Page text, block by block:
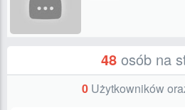
48osób na
0 Użytkowników